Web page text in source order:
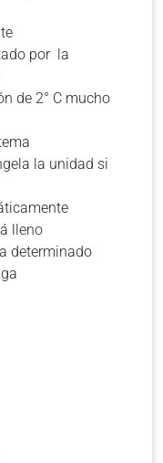
por la
de 2° C mucho
la unidad si
lleno
determinado